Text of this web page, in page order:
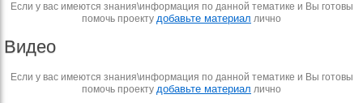
Если у вас имеются знания\информация по данной тематике и Вы готовы
помочь проекту добавьте материал лично
Видео
Если у вас имеются знания\информация по данной тематике и Вы готовы
помочь проекту добавьте материал лично